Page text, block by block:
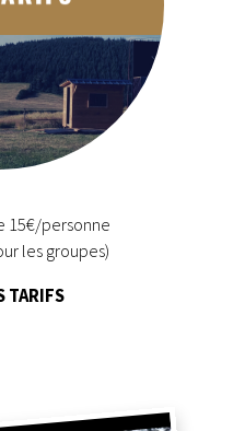
15€/personne
les groupes)
TARIFS